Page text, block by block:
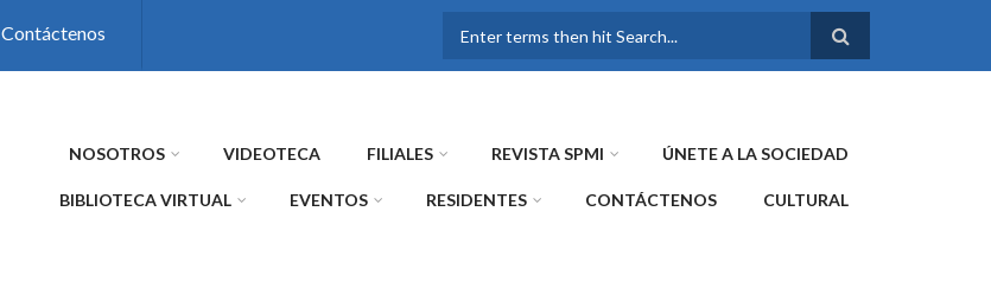
Contáctenos
FORMULARIO DE
NOSOTROS VIDEOTECA FILIALES REVISTA SPMI ÚNETE A LA SOCIEDAD
BIBLIOTECA VIRTUAL EVENTOS RESIDENTES CONTÁCTENOS CULTURAL